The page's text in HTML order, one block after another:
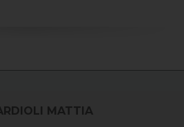
MATTIA